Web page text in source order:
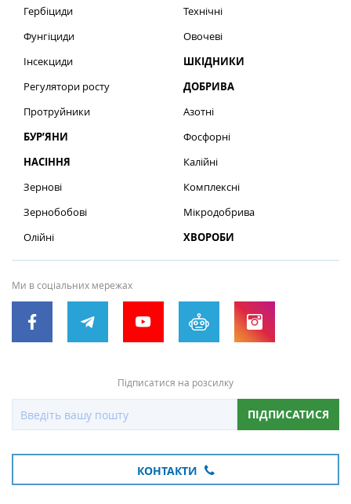
Гербіциди
Фунгіциди
Інсекциди
Регулятори росту
Протруйники
БУР’ЯНИ
НАСІННЯ
Зернові
Зернобобові
Олійні
Технічні
Овочеві
ШКІДНИКИ
ДОБРИВА
Азотні
Фосфорні
Калійні
Комплексні
Мікродобрива
ХВОРОБИ
Ми в соціальних мережах
Підписатися на розсилку
ПІДПИСАТИСЯ
КОНТАКТИ